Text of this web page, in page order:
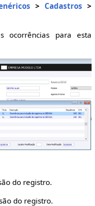
> Cadastros >
ocorrências para esta
do registro.
do registro.